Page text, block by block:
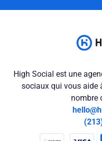
High Social est une
sociaux qui vous aide
nombre